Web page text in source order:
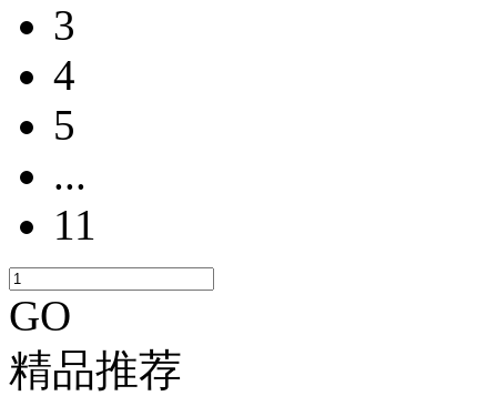
3
4
5
...
11
GO
精品推荐